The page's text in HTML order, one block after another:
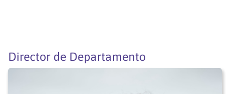
Director de Departamento